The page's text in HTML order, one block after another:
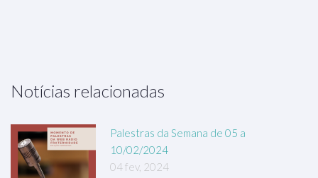
Notícias relacionadas
Palestras da Semana de 05 a
10/02/2024
04 fev, 2024